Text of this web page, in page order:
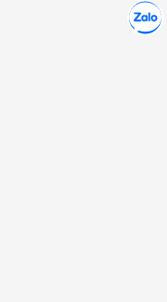
Chát